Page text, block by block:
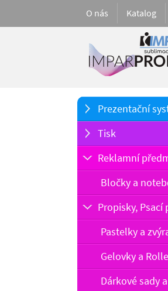
O nás Katalog
Prezentační
Tisk
Reklamní
Bločky a
Propisky, Psací
Pastelky a
Gelovky a
Dárkové sady